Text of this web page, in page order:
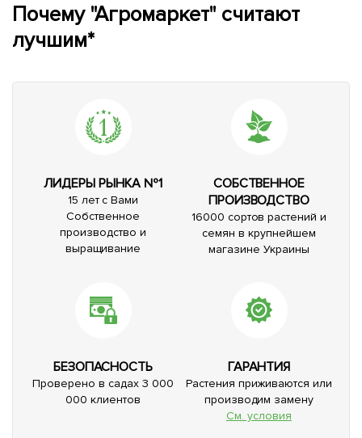
Почему "Агромаркет" считают
лучшим*
ЛИДЕРЫ РЫНКА №1
15 лет с Вами
Собственное
производство и
выращивание
СОБСТВЕННОЕ
ПРОИЗВОДСТВО
16000 сортов растений и
семян в крупнейшем
магазине Украины
БЕЗОПАСНОСТЬ
Проверено в садах 3 000
000 клиентов
ГАРАНТИЯ
Растения приживаются или
производим замену
См. условия